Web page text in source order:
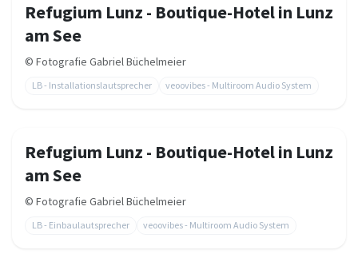
Refugium Lunz - Boutique-Hotel in Lunz
am See
© Fotografie Gabriel Büchelmeier
LB - Installationslautsprecher veoovibes - Multiroom Audio System
Refugium Lunz - Boutique-Hotel in Lunz
am See
© Fotografie Gabriel Büchelmeier
LB - Einbaulautsprecher veoovibes - Multiroom Audio System